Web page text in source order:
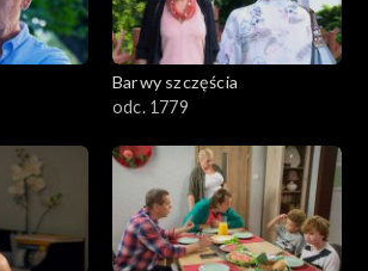
Barwy szczęścia
odc. 1779